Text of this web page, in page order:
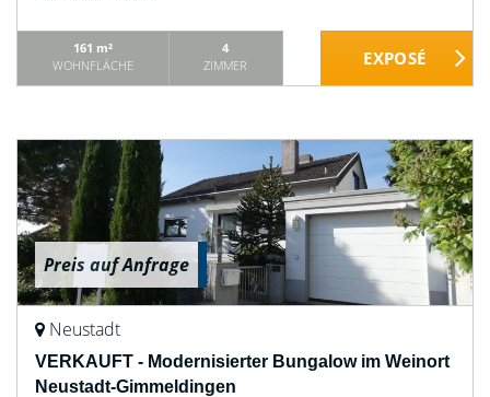
161 m²
WOHNFLÄCHE
4
ZIMMER
Preis auf Anfrage
Neustadt
VERKAUFT - Modernisierter Bungalow im Weinort
Neustadt-Gimmeldingen